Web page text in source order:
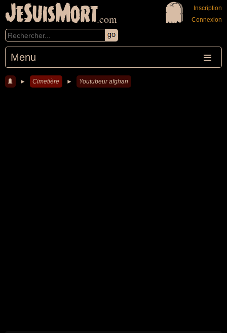
JeSuisMort.com
Menu
Inscription
Connexion
► Cimetière ► Youtubeur afghan